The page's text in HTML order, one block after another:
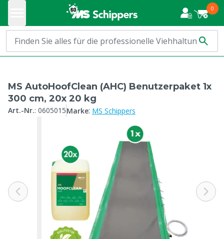
0
MS AutoHoofClean (AHC) Benutzerpaket 1x
300 cm, 20x 20 kg
Art.-Nr.: 0605015Marke: MS Schippers